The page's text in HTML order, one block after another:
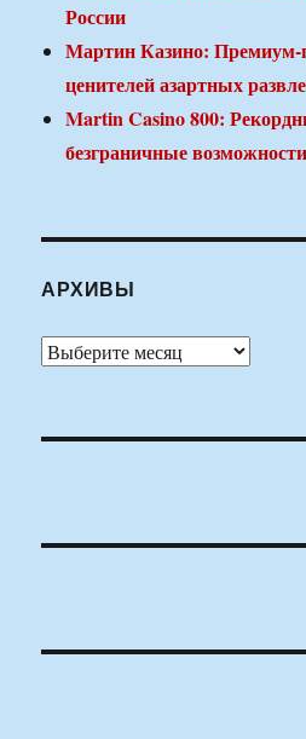
России
Мартин Казино: Премиум-
ценителей азартных
Martin Casino 800:
безграничные
АРХИВЫ
Архивы